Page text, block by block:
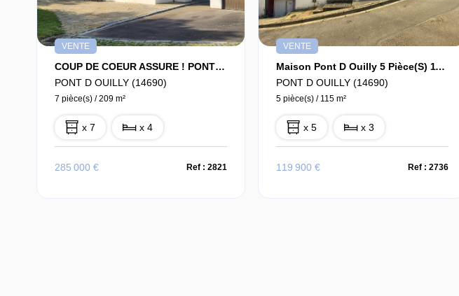
VENTE
COUP DE COEUR ASSURE ! PONT D'OUILLY !
PONT D OUILLY (14690)
7 pièce(s) / 209 m²
x 7 x 4
285 000 € Ref : 2821
VENTE
Maison Pont D Ouilly 5 Pièce(s) 115 M2
PONT D OUILLY (14690)
5 pièce(s) / 115 m²
x 5 x 3
119 900 € Ref : 2736